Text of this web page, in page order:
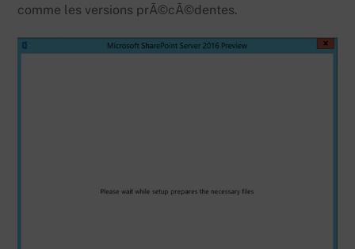
comme les versions prÃ©cÃ©dentes.